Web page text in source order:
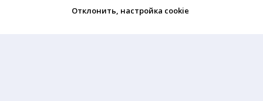
Отклонить, настройка cookie